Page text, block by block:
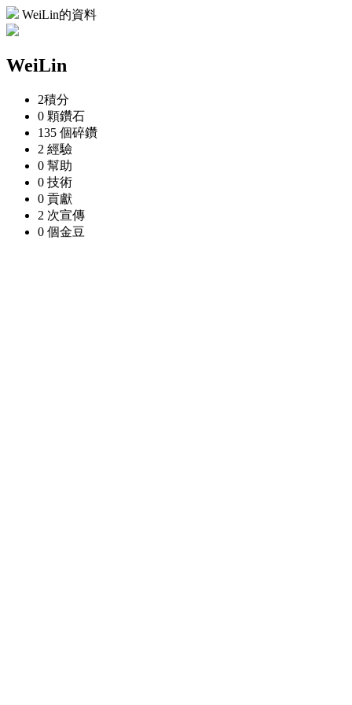
WeiLin的資料
WeiLin
2積分
0 顆鑽石
135 個碎鑽
2 經驗
0 幫助
0 技術
0 貢獻
2 次宣傳
0 個金豆